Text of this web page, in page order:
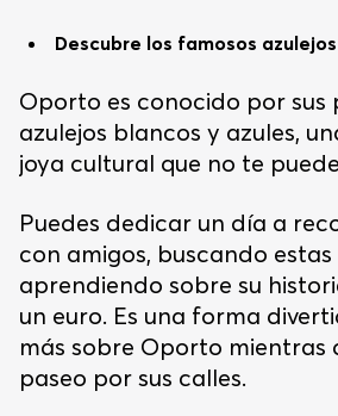
Descubre los famosos
Oporto es conocido por sus
azulejos blancos y azules,
joya cultural que no te
Puedes dedicar un día a
con amigos, buscando
aprendiendo sobre su
un euro. Es una forma
más sobre Oporto mientras
paseo por sus calles.